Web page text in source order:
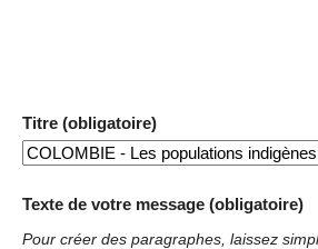
Titre (obligatoire)
Texte de votre message (obligatoire)
Pour créer des paragraphes, laissez